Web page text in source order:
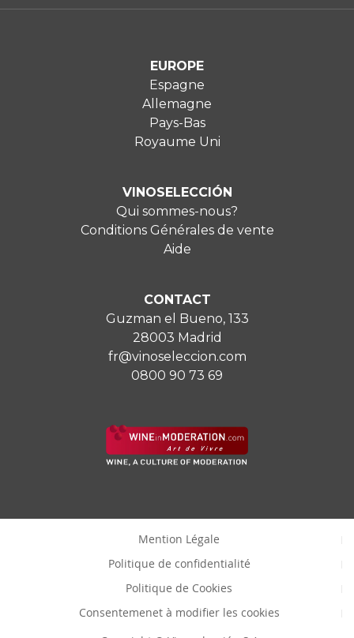
EUROPE
Espagne
Allemagne
Pays-Bas
Royaume Uni
VINOSELECCIÓN
Qui sommes-nous?
Conditions Générales de vente
Aide
CONTACT
Guzman el Bueno, 133
28003 Madrid
fr@vinoseleccion.com
0800 90 73 69
Mention Légale
Politique de confidentialité
Politique de Cookies
Consentemenet à modifier les cookies